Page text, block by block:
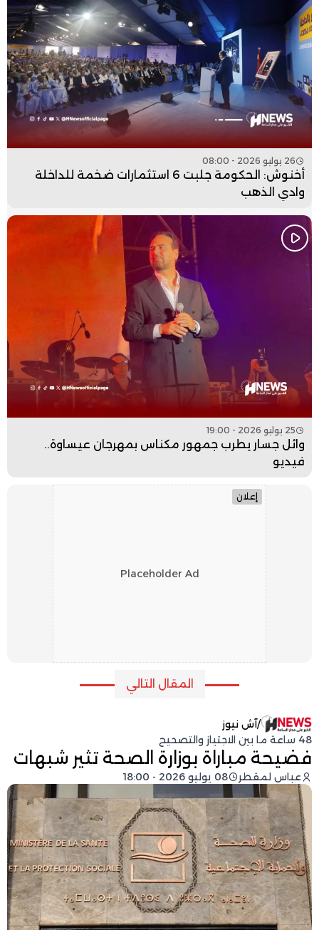
26 يوليو 2026 - 08:00
أخنوش: الحكومة جلبت 6 استثمارات ضخمة للداخلة
وادي الذهب
25 يوليو 2026 - 19:00
وائل جسار يطرب جمهور مكناس بمهرجان عيساوة..
فيديو
إعلان
Placeholder Ad
المقال التالي
/آش نيوز
48 ساعة ما بين الاجتياز والتصحيح
فضيحة مباراة بوزارة الصحة تثير شبهات
عباس لمقطر 08 يوليو 2026 - 18:00